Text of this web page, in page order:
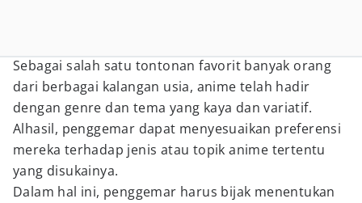
Sebagai salah satu tontonan favorit banyak orang
dari berbagai kalangan usia, anime telah hadir
dengan genre dan tema yang kaya dan variatif.
Alhasil, penggemar dapat menyesuaikan preferensi
mereka terhadap jenis atau topik anime tertentu
yang disukainya.
Dalam hal ini, penggemar harus bijak menentukan